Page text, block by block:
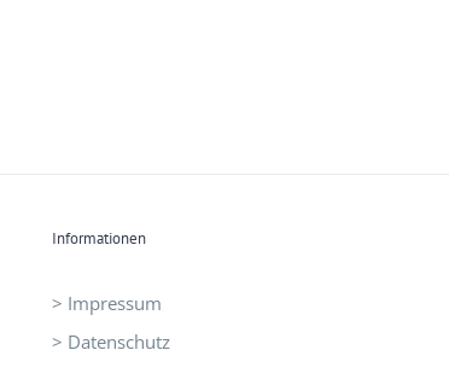
Informationen
> Impressum
> Datenschutz